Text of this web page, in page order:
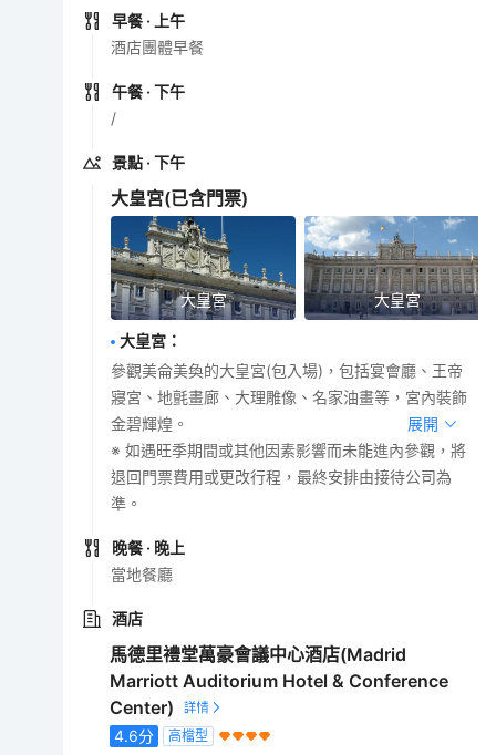
早餐 · 上午
酒店團體早餐
午餐 · 下午
/
景點 · 下午
大皇宮(已含門票)
大皇宮 大皇宮
大皇宮 ：
參觀美侖美奐的大皇宮(包入場)，包括宴會廳、王帝
寢宮、地氈畫廊、大理雕像、名家油畫等，宮內裝飾
金碧輝煌。
展開
※ 如遇旺季期間或其他因素影響而未能進內參觀，將
退回門票費用或更改行程，最終安排由接待公司為
準。
晚餐 · 晚上
當地餐廳
酒店
馬德里禮堂萬豪會議中心酒店(Madrid
Marriott Auditorium Hotel & Conference
Center)
4.6分 高檔型